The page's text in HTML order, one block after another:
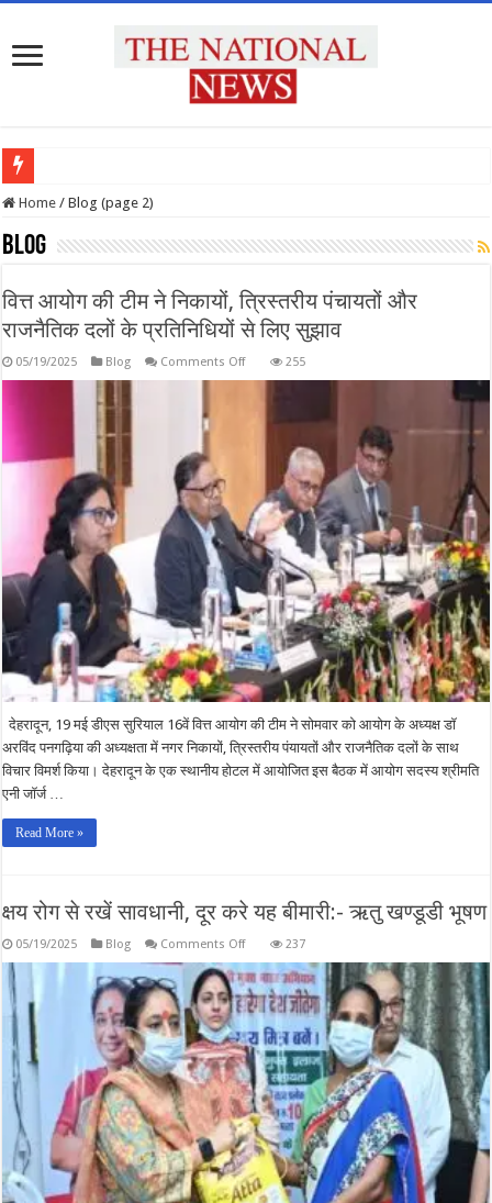
Home / Blog (page 2)
Blog
वित्त आयोग की टीम ने निकायों, त्रिस्तरीय पंचायतों और
राजनैतिक दलों के प्रतिनिधियों से लिए सुझाव
05/19/2025 Blog Comments Offon
राजनैतिक
दलों
के
प्रतिनिधियों
से
लिए
सुझाव
255
देहरादून, 19 मई डीएस सुरियाल 16वें वित्त आयोग की टीम ने सोमवार को आयोग के अध्यक्ष डॉ
अरविंद पनगढ़िया की अध्यक्षता में नगर निकायों, त्रिस्तरीय पंयायतों और राजनैतिक दलों के साथ
विचार विमर्श किया। देहरादून के एक स्थानीय होटल में आयोजित इस बैठक में आयोग सदस्य श्रीमति
एनी जॉर्ज …
Read More »
क्षय रोग से रखें सावधानी, दूर करे यह बीमारी:- ऋतु खण्डूडी भूषण
05/19/2025 Blog Comments Offon
रोग
से
रखें
सावधानी,
दूर
करे
यह
बीमारी:-
ऋतु
खण्डूडी
भूषण
237